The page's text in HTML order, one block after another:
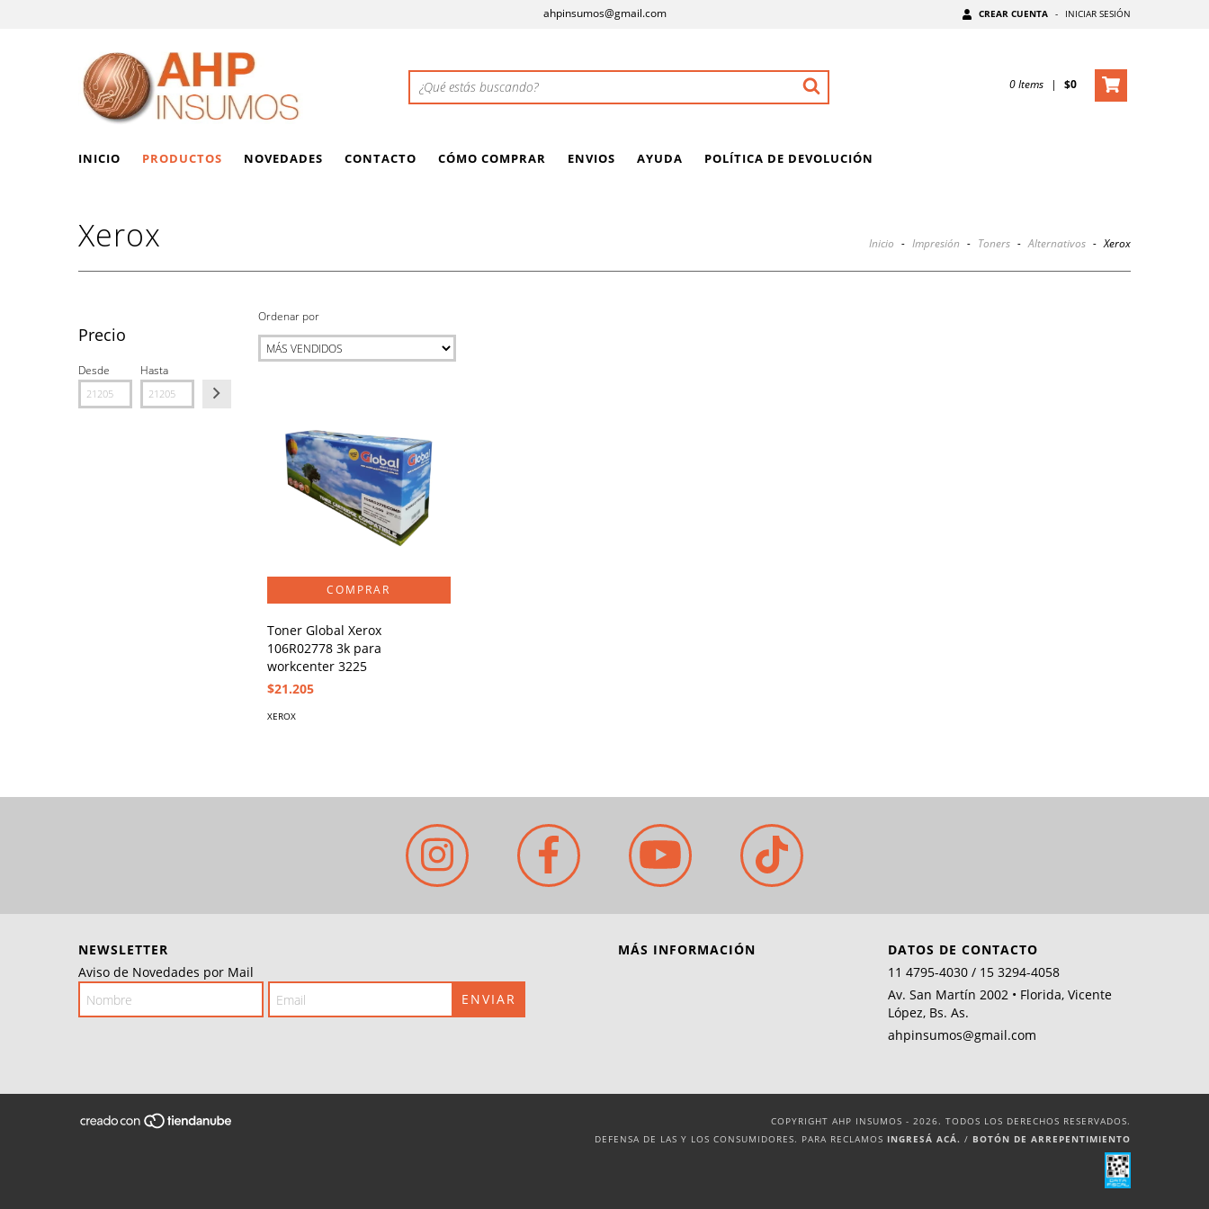
ahpinsumos@gmail.com CREAR CUENTA - INICIAR SESIÓN
0Items | $0
INICIO PRODUCTOS NOVEDADES CONTACTO CÓMO COMPRAR ENVIOS AYUDA POLÍTICA DE DEVOLUCIÓN
Xerox Inicio - Impresión - Toners - Alternativos - Xerox
Precio
Desde Hasta
Ordenar por
Toner Global Xerox
106R02778 3k para
workcenter 3225
$21.205
XEROX
NEWSLETTER
Aviso de Novedades por Mail
MÁS INFORMACIÓN
DATOS DE CONTACTO
11 4795-4030 / 15 3294-4058
Av. San Martín 2002 • Florida, Vicente
López, Bs. As.
ahpinsumos@gmail.com
COPYRIGHT AHP INSUMOS - 2026. TODOS LOS DERECHOS RESERVADOS.
DEFENSA DE LAS Y LOS CONSUMIDORES. PARA RECLAMOS INGRESÁ ACÁ. / BOTÓN DE ARREPENTIMIENTO